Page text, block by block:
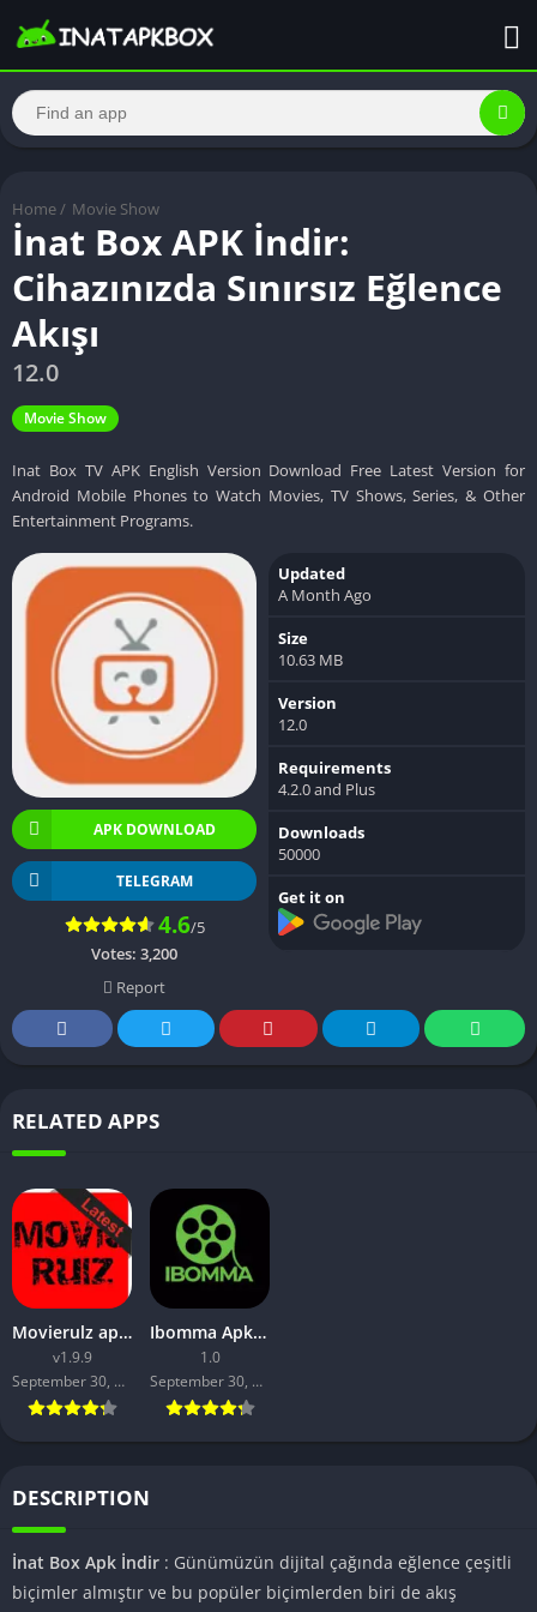
Home / Movie Show
İnat Box APK İndir:
Cihazınızda Sınırsız Eğlence
Akışı
12.0
Movie Show
Inat Box TV APK English Version Download Free Latest Version for
Android Mobile Phones to Watch Movies, TV Shows, Series, & Other
Entertainment Programs.
APK DOWNLOAD
TELEGRAM
4.6/5
Votes: 3,200
Report
Updated
A Month Ago
Size
10.63 MB
Version
12.0
Requirements
4.2.0 and Plus
Downloads
50000
Get it on
RELATED APPS
Movierulz apk download Latest Version
v1.9.9
September 30, 2023
Ibomma Apk Download iBOMMA APK Latest Version
1.0
September 30, 2023
DESCRIPTION
İnat Box Apk İndir : Günümüzün dijital çağında eğlence çeşitli
biçimler almıştır ve bu popüler biçimlerden biri de akış